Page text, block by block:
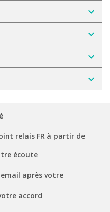
navigate_next
navigate_next
navigate_next
navigate_next
relais FR à partir de
écoute
après votre
accord